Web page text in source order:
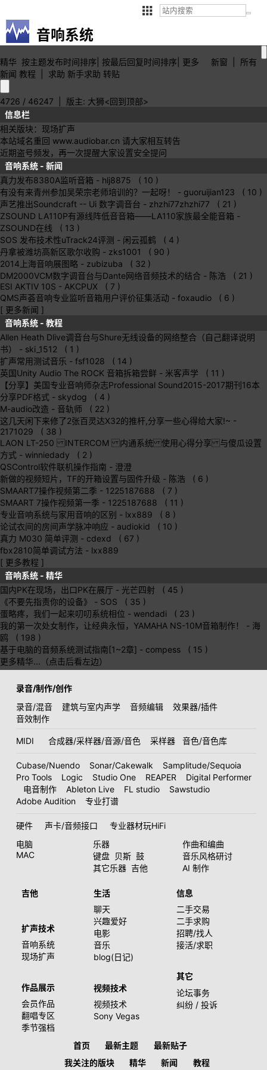
音响系统
精华 按主题发布时间排序 按最后回复时间排序 更多 新窗
所有
新闻 教程 求助 新手求助 转贴
4726 / 46247 | 版主: 大狮<回到顶部>
信息栏
相关版块： 现场扩声
本站域名重回 www.audiobar.cn 请大家相互转告
近期盗号频发，再一次提醒大家设置安全提问
音响系统 - 新闻
真力发布8380A监听音箱 - hlj8875 ( 10 )
有没有来青州参加吴荣宗老师培训的？一起呀！
- guoruijian123 ( 10 )
声艺推出Soundcraft -- Ui 数字调音台 - zhzhi77zhzhi77 ( 21 )
ZSOUND LA110P有源线阵低音音箱——LA110家族最全能音箱 -
ZSOUND在线 ( 13 )
SOS 发布技术性uTrack24评测 - 闲云孤鹤 ( 4 )
丹拿被潍坊高新区歌尔收购 - zks1001 ( 90 )
2014上海音响展图略 - zubizuba ( 32 )
DM2000VCM数字调音台与Dante网络音频技术的结合 - 陈浩 ( 21 )
ESI AKTIV 10S - AKCPUX ( 7 )
QMS声荟音响专业监听音箱用户评价征集活动 - foxaudio ( 6 )
[ 更多新闻 ]
音响系统 - 教程
Allen Heath Dlive调音台与Shure无线设备的网络整合（自己翻译说明
书）
- ski_1512 ( 1 )
扩声常用测试音乐 - fsf1028 ( 14 )
英国Unity Audio The ROCK 音箱拆箱尝鲜 - 米客声学 ( 11 )
【分享】美国专业音响师杂志Professional Sound2015-2017期刊16本
分享PDF格式 - skydog ( 4 )
M-audio改造 - 音轨师 ( 22 )
这几天闲下来修了2张百灵达X32的推杆,分享一些心得给大家!~ -
2171029 ( 38 )
LAON LT-250 INTERCOM 内通系统 使用心得分享 与傻瓜设置
方式 - winniedady ( 2 )
QSControl软件联机操作指南 - 澄澄
新做的视频短片，TF的开箱设置与固件升级 - 陈浩 ( 6 )
SMAART7操作视频第二季 - 1225187688 ( 7 )
SMAART 7操作视频第一季 - 1225187688 ( 11 )
专业音响系统与家用音响的区别 - lxx889 ( 8 )
论试衣间的房间声学脉冲响应 - audiokid ( 10 )
真力 M030 简单评测 - cdexd ( 67 )
fbx2810简单调试方法 - lxx889
[ 更多教程 ]
音响系统 - 精华
国内PK在现场，出口PK在展厅 - 光芒四射 ( 45 )
《不要先指责你的设备》
- SOS ( 35 )
蛋略疼，我们一起来叨叨系统相位 - wendadi ( 23 )
我的第一次处女制作，让经典永恒，YAMAHA NS-10M音箱制作！
- 海
鸥 ( 198 )
基于电脑的音频系统测试指南[1~2章] - compess ( 15 )
更多精华...（点击后看左边）
录音/制作/创作
录音/混音
建筑与室内声学 音频编辑
效果器/插件
音效制作
MIDI 合成器/采样器/音源/音色 采样器 音色/音色库
Cubase/Nuendo Sonar/Cakewalk
Samplitude/Sequoia
Pro Tools
Logic Studio One REAPER
Digital Performer
电音制作
Ableton Live FL studio
Sawstudio
Adobe Audition
专业打谱
硬件 声卡/音频接口
专业器材玩HiFi
电脑
MAC
乐器
键盘 贝斯 鼓
其它乐器 吉他
作曲和编曲
音乐风格研讨
AI 制作
吉他
扩声技术
音响系统
现场扩声
作品展示
会员作品
翻唱专区
季节强档
生活
聊天
兴趣爱好
电影
音乐
blog(日记)
视频技术
视频技术
Sony Vegas
信息
二手交易
二手求购
招聘/找人
接活/求职
其它
论坛事务
纠纷 / 投诉
首页 最新主题
最新贴子
我关注的版块
精华 新闻 教程